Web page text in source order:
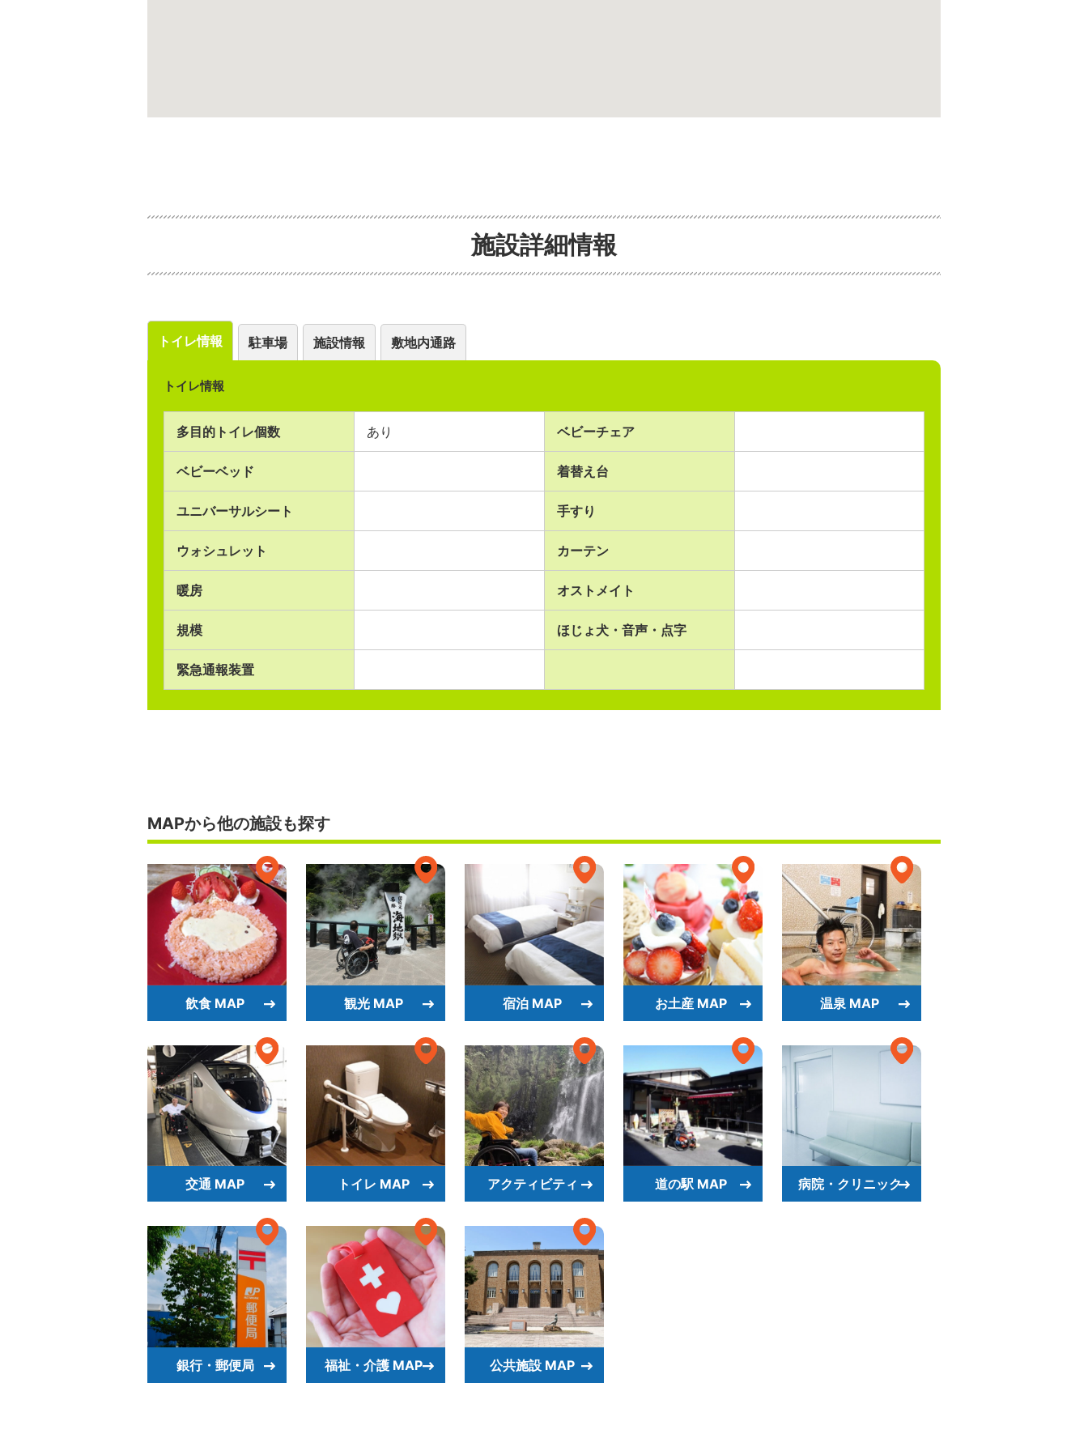
施設詳細情報
トイレ情報 駐車場 施設情報 敷地内通路
トイレ情報
多目的トイレ個数 あり ベビーチェア
ベビーベッド 着替え台
ユニバーサルシート 手すり
ウォシュレット カーテン
暖房 オストメイト
規模 ほじょ犬・音声・点字
緊急通報装置
MAPから他の施設も探す
飲食 MAP 観光 MAP 宿泊 MAP お土産 MAP 温泉 MAP
交通 MAP トイレ MAP アクティビティ 道の駅 MAP 病院・クリニック
銀行・郵便局 福祉・介護 MAP 公共施設 MAP